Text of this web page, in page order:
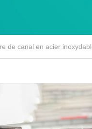
de canal en acier